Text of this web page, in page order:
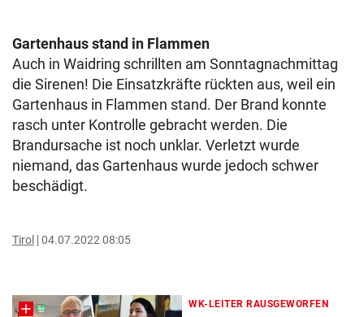
Gartenhaus stand in Flammen
Auch in Waidring schrillten am Sonntagnachmittag
die Sirenen! Die Einsatzkräfte rückten aus, weil ein
Gartenhaus in Flammen stand. Der Brand konnte
rasch unter Kontrolle gebracht werden. Die
Brandursache ist noch unklar. Verletzt wurde
niemand, das Gartenhaus wurde jedoch schwer
beschädigt.
Tirol 04.07.2022 08:05
WK-LEITER RAUSGEWORFEN